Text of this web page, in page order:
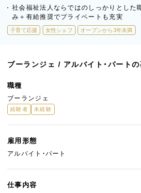
社会福祉法人ならではのしっかりとした
み＋有給推奨でプライベートも充実
子育て応援 女性シェフ オープンから3年未満
ブーランジェ / アルバイト・パート
職種
ブーランジェ
経験者 未経験
雇用形態
アルバイト・パート
仕事内容